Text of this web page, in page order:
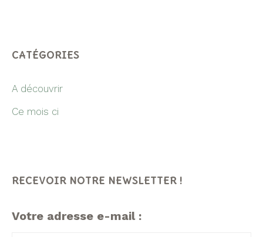
CATÉGORIES
A découvrir
Ce mois ci
RECEVOIR NOTRE NEWSLETTER !
Votre adresse e-mail :